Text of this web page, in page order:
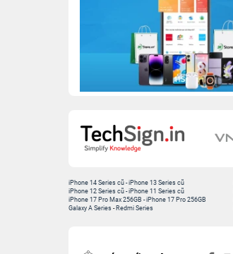
iPhone 14 Series cũ -iPhone 13 Series cũ
iPhone 12 Series cũ -iPhone 11 Series cũ
iPhone 17 Pro Max 256GB -iPhone 17 Pro 256GB
Galaxy A Series - Redmi Series